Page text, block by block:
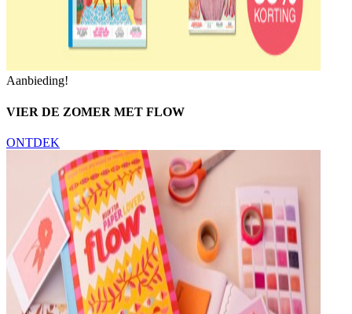
Aanbieding!
VIER DE ZOMER MET FLOW
ONTDEK